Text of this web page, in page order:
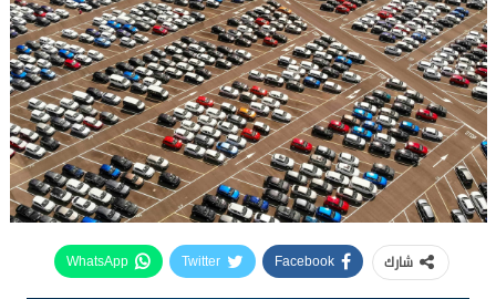
شارك Facebook
Twitter
WhatsApp